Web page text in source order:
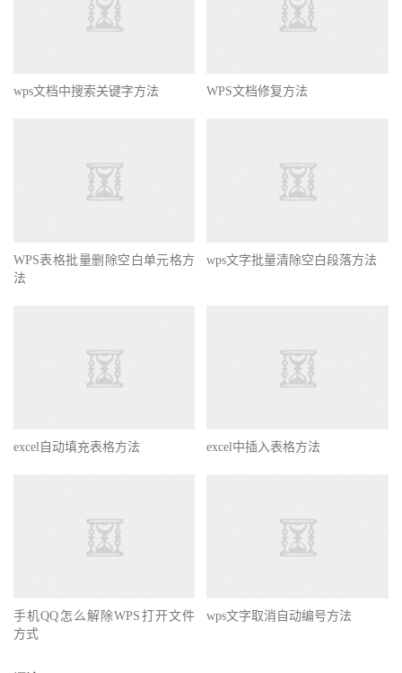
wps文档中搜索关键字方法 WPS文档修复方法
WPS表格批量删除空白单元格方
法
wps文字批量清除空白段落方法
excel自动填充表格方法 excel中插入表格方法
手机QQ怎么解除WPS打开文件
方式
wps文字取消自动编号方法